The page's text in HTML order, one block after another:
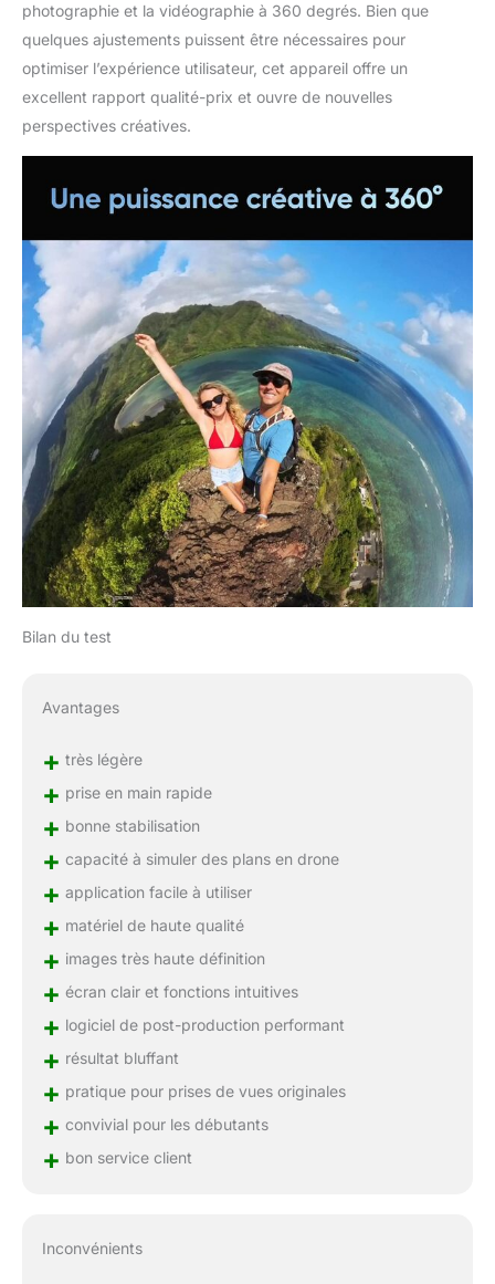
photographie et la vidéographie à 360 degrés. Bien que
quelques ajustements puissent être nécessaires pour
optimiser l’expérience utilisateur, cet appareil offre un
excellent rapport qualité-prix et ouvre de nouvelles
perspectives créatives.
Bilan du test
Avantages
+ très légère
+ prise en main rapide
+ bonne stabilisation
+ capacité à simuler des plans en drone
+ application facile à utiliser
+ matériel de haute qualité
+ images très haute définition
+ écran clair et fonctions intuitives
+ logiciel de post-production performant
+ résultat bluffant
+ pratique pour prises de vues originales
+ convivial pour les débutants
+ bon service client
Inconvénients